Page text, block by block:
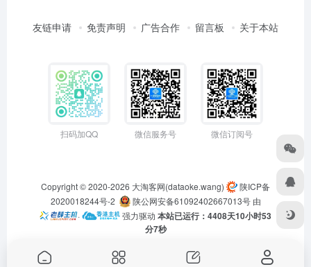
友链申请 免责声明 广告合作 留言板 关于本站
扫码加QQ 微信服务号 微信订阅号
Copyright © 2020-2026 大淘客网(dataoke.wang)
陕ICP备
2020018244号-2
陕公网安备61092402667013号由
·
强力驱动 本站已运行：4408天10小时53
分7秒